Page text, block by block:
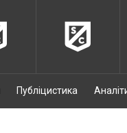
Публіцистика